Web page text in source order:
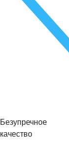
Безупречное
качество